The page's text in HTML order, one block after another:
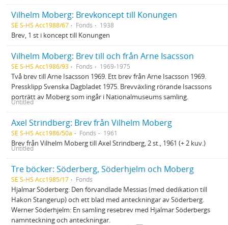
Vilhelm Moberg: Brevkoncept till Konungen
SE S-HS Acc1988/67 Fonds 1938
Brev, 1 st i koncept till Konungen
Vilhelm Moberg: Brev till och från Arne Isacsson
SE S-HS Acc1986/93 Fonds 1969-1975
Två brev till Arne Isacsson 1969. Ett brev från Arne Isacsson 1969.
Pressklipp Svenska Dagbladet 1975. Brevväxling rörande Isacssons
porträtt av Moberg som ingår i Nationalmuseums samling.
Untitled
Axel Strindberg: Brev från Vilhelm Moberg
SE S-HS Acc1986/50a Fonds 1961
Brev från Vilhelm Moberg till Axel Strindberg, 2 st., 1961 (+ 2 kuv.)
Untitled
Tre böcker: Söderberg, Söderhjelm och Moberg
SE S-HS Acc1985/17 Fonds
Hjalmar Söderberg: Den förvandlade Messias (med dedikation till
Hakon Stangerup) och ett blad med anteckningar av Söderberg.
Werner Söderhjelm: En samling resebrev med Hjalmar Söderbergs
namnteckning och anteckningar.